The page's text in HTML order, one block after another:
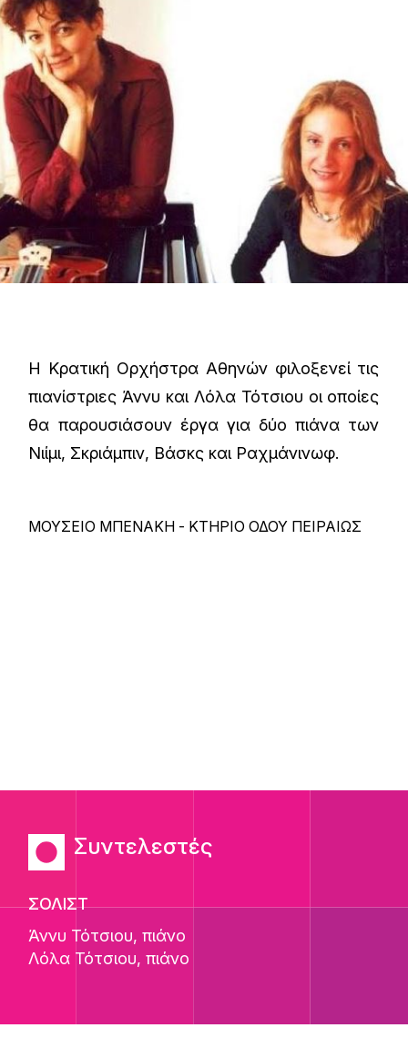
Η Κρατική Ορχήστρα Αθηνών φιλοξενεί τις
πιανίστριες Άννυ και Λόλα Τότσιου οι οποίες
θα παρουσιάσουν έργα για δύο πιάνα των
Νιίμι, Σκριάμπιν, Βάσκς και Ραχμάνινωφ.
ΜΟΥΣΕΙΟ ΜΠΕΝΑΚΗ - ΚΤΗΡΙΟ ΟΔΟΥ ΠΕΙΡΑΙΩΣ
Συντελεστές
ΣΟΛΙΣΤ
Άννυ Τότσιου, πιάνο
Λόλα Τότσιου, πιάνο